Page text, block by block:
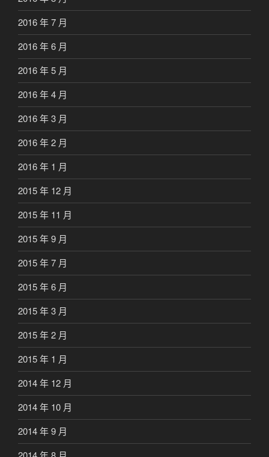
2016 年 7 月
2016 年 6 月
2016 年 5 月
2016 年 4 月
2016 年 3 月
2016 年 2 月
2016 年 1 月
2015 年 12 月
2015 年 11 月
2015 年 9 月
2015 年 7 月
2015 年 6 月
2015 年 3 月
2015 年 2 月
2015 年 1 月
2014 年 12 月
2014 年 10 月
2014 年 9 月